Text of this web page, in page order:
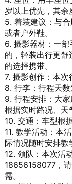
岁以上优先，其余
5. 着装建议：与
或者户外鞋。
6. 摄影器材：一
的，轻装出行更舒
的选择携带。
7. 摄影创作：本次
8. 行李：行程天数
9. 行程安排：大
根据实时路况、天
10. 交通：车型根
11. 教学活动：本
际情况随时安排教
12. 领队：本次活
18656158077，
需。